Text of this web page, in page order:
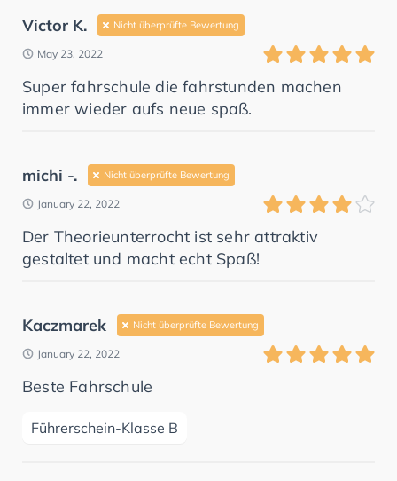
Victor K. Nicht überprüfte Bewertung
May 23, 2022
Super fahrschule die fahrstunden machen
immer wieder aufs neue spaß.
michi -. Nicht überprüfte Bewertung
January 22, 2022
Der Theorieunterrocht ist sehr attraktiv
gestaltet und macht echt Spaß!
Kaczmarek Nicht überprüfte Bewertung
January 22, 2022
Beste Fahrschule
Führerschein-Klasse B